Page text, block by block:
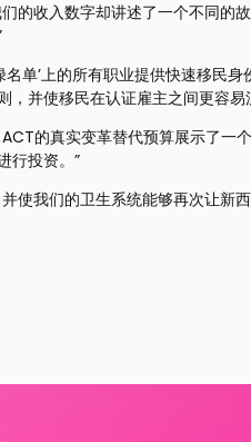
的收入数字却讲述了一个不同的
单’上的所有职业提供快速移民
，并使移民在认证雇主之间更容易
的真实变革替代预算展示了一
行投资。”
使我们的卫生系统能够再次让新